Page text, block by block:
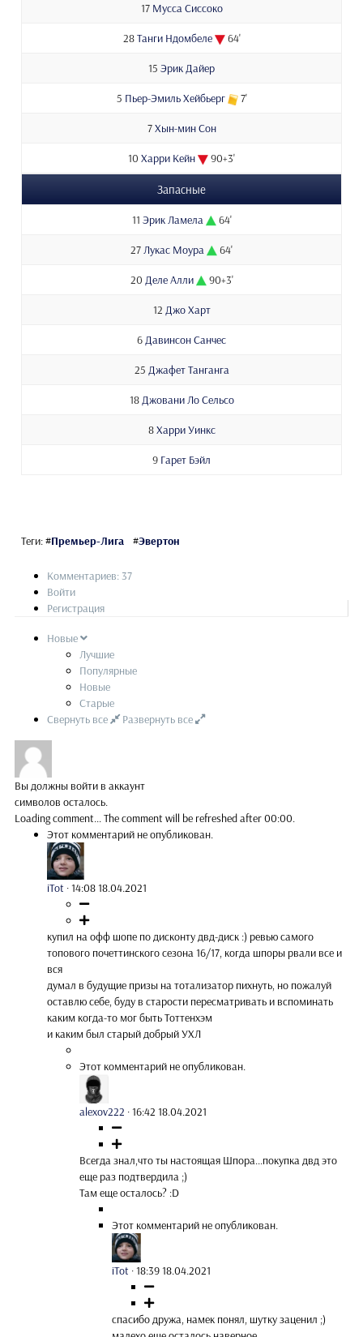
17 Мусса Сиссоко
28Танги Ндомбеле 64'
15 Эрик Дайер
5 Пьер-Эмиль Хейбьерг 7'
7Хын-мин Сон
10 Харри Кейн 90+3'
Запасные
11 Эрик Ламела 64'
27Лукас Моура 64'
20 Деле Алли 90+3'
12 Джо Харт
6Давинсон Санчес
25 Джафет Танганга
18Джовани Ло Сельсо
8Харри Уинкс
9 Гарет Бэйл
Теги:#Премьер-Лига #Эвертон
Комментариев: 37
Войти
Регистрация
Новые
Лучшие
Популярные
Новые
Старые
Свернуть все
Развернуть все
Вы должны войти в аккаунт
символов осталось.
Loading comment...The comment will be refreshed after00:00.
Этот комментарий не опубликован.
iTot ·14:08 18.04.2021
купил на офф шопе по дисконту двд-диск :) ревью самого
топового почеттинского сезона 16/17, когда шпоры рвали все и
вся
думал в будущие призы на тотализатор пихнуть, но пожалуй
оставлю себе, буду в старости пересматривать и вспоминать
каким когда-то мог быть Тоттенхэм
и каким был старый добрый УХЛ
Этот комментарий не опубликован.
alexov222 ·16:42 18.04.2021
Всегда знал,что ты настоящая Шпора...покупка двд это
еще раз подтвердила ;)
Там еще осталось? :D
Этот комментарий не опубликован.
iTot ·18:39 18.04.2021
спасибо дружа, намек понял, шутку заценил ;)